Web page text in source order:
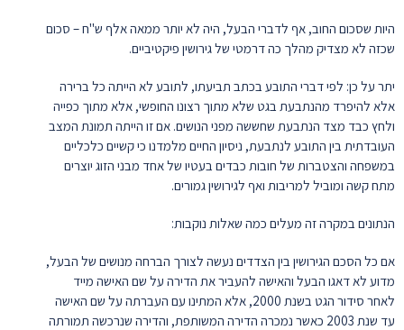
היות שסכום החוב, אף לדברי הבעל, היה לא יותר ממאה אלף ש"ח – סכום
שכזה לא מצדיק מהלך כה דרמטי של גירושין פיקטיביים.
יתר על כן: לפי דברי התובע בכתב תביעתו, לתובע לא הייתה כל ברירה
אלא להיפרד מהנתבעת בגט שלא מתוך רצונו החופשי, אלא מתוך כפייה
ולחץ כבד מצד הנתבעת שחששה מפני הנושים. אם זו הייתה תמונת המצב
העובדתית בין התובע לנתבעת, ניסיון החיים מלמדנו כי קשיים כלכליים
במשפחה והצטברות של חובות כבדים בעטיו של אחד מבני הזוג יוצרים
מתח קשה ומוביל למריבות ואף לגירושין גמורים.
הנתונים במקרה זה מעלים כמה שאלות נוקבות:
אם כל הסכם הגירושין בין הצדדים נעשה לצורך הברחה מנושים של הבעל,
מדוע לא דאגו הבעל והאישה להעביר את הדירה על שם האישה מייד
לאחר סידור הגט בשנת 2000, אלא המתינו עם העברתה על שם האישה
עד שנת 2003 כאשר נמכרה הדירה המשותפת, והדירה שנרכשה תמורתה